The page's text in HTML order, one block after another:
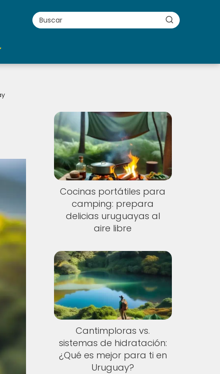
Cocinas portátiles para
camping: prepara
delicias uruguayas al
aire libre
Cantimploras vs.
sistemas de hidratación:
¿Qué es mejor para ti en
Uruguay?